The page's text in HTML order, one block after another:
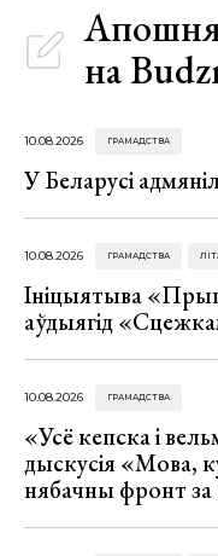
на
10.08.2026 ГРАМАДСТВА
У Беларусі
10.08.2026 ГРАМАДСТВА
Ініцыятыва
аўдыягід
10.08.2026 ГРАМАДСТВА
«Усё кепска і
дыскусія «Мова,
нябачны фронт за